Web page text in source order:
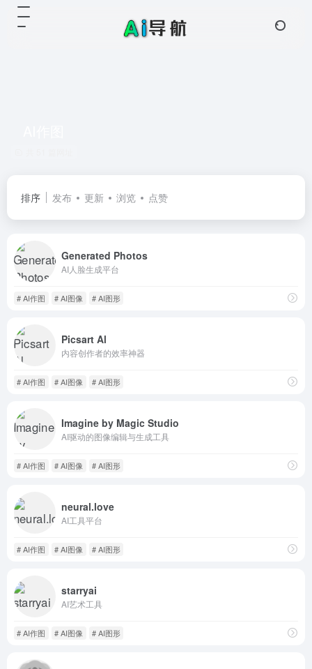
排序 发布 更新 浏览 点赞
Generated Photos
AI人脸生成平台
# AI作图 # AI图像 # AI图形
Picsart Al
内容创作者的效率神器
# AI作图 # AI图像 # AI图形
Imagine by Magic Studio
AI驱动的图像编辑与生成工具
# AI作图 # AI图像 # AI图形
neural.love
AI工具平台
# AI作图 # AI图像 # AI图形
starryai
AI艺术工具
# AI作图 # AI图像 # AI图形